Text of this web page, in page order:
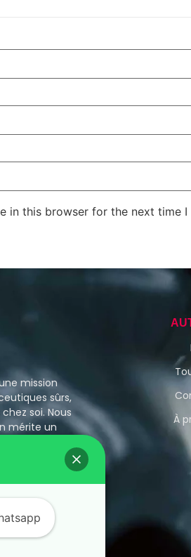
in this browser for the next time I
mission
sûrs,
soi. Nous
mérite un
sans les
en
À